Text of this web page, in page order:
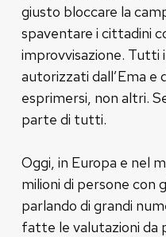
giusto bloccare la
spaventare i cittadini
improvvisazione. Tutti
autorizzati dall’Ema e
esprimersi, non altri.
parte di tutti.
Oggi, in Europa e nel
milioni di persone con
parlando di grandi
fatte le valutazioni da